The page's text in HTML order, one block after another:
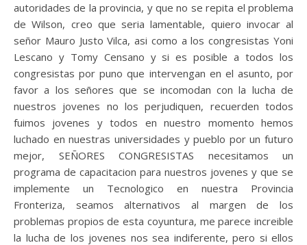
autoridades de la provincia, y que no se repita el problema
de Wilson, creo que seria lamentable, quiero invocar al
señor Mauro Justo Vilca, asi como a los congresistas Yoni
Lescano y Tomy Censano y si es posible a todos los
congresistas por puno que intervengan en el asunto, por
favor a los señores que se incomodan con la lucha de
nuestros jovenes no los perjudiquen, recuerden todos
fuimos jovenes y todos en nuestro momento hemos
luchado en nuestras universidades y pueblo por un futuro
mejor, SEÑORES CONGRESISTAS necesitamos un
programa de capacitacion para nuestros jovenes y que se
implemente un Tecnologico en nuestra Provincia
Fronteriza, seamos alternativos al margen de los
problemas propios de esta coyuntura, me parece increible
la lucha de los jovenes nos sea indiferente, pero si ellos